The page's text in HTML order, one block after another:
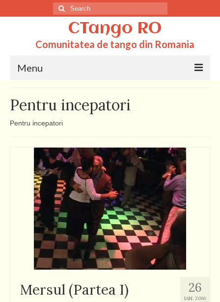
Search
for:
CTango RO
Comunitatea de tango din Romania
Menu
Scoli
Q&A
Pentru incepatori
Pentru incepatori
26
IAN. 2016
Mersul (Partea I)